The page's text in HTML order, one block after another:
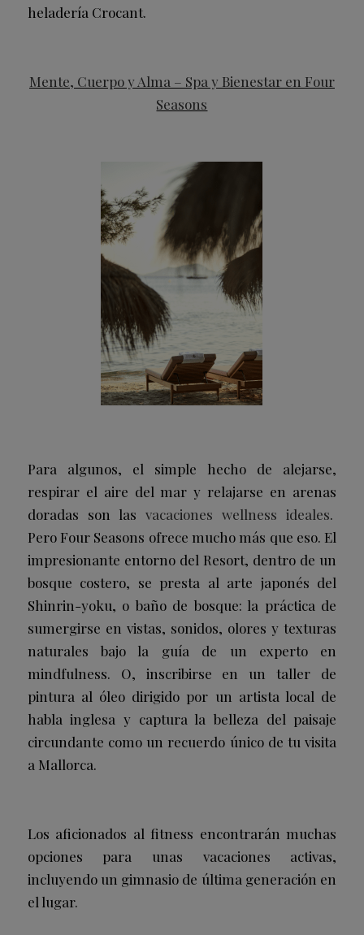
heladería Crocant.
Mente, Cuerpo y Alma – Spa y Bienestar en Four
Seasons
Para algunos, el simple hecho de alejarse,
respirar el aire del mar y relajarse en arenas
doradas son lasvacaciones wellness ideales.
Pero Four Seasons ofrece mucho más que eso. El
impresionante entorno del Resort, dentro de un
bosque costero, se presta al arte japonés del
Shinrin-yoku, o baño de bosque: la práctica de
sumergirse en vistas, sonidos, olores y texturas
naturales bajo la guía de un experto en
mindfulness. O, inscribirse en un taller de
pintura al óleo dirigido por un artista local de
habla inglesa y captura la belleza del paisaje
circundante como un recuerdo único de tu visita
a Mallorca.
Los aficionados al fitness encontrarán muchas
opciones para unas vacaciones activas,
incluyendo un gimnasio de última generación en
el lugar.